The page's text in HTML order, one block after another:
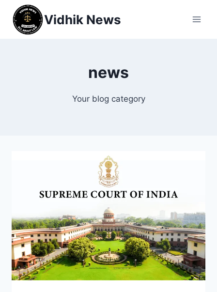
Vidhik News
news
Your blog category